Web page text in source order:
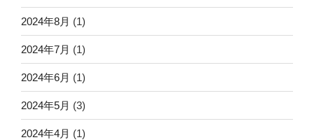
2024年8月 (1)
2024年7月 (1)
2024年6月 (1)
2024年5月 (3)
2024年4月 (1)